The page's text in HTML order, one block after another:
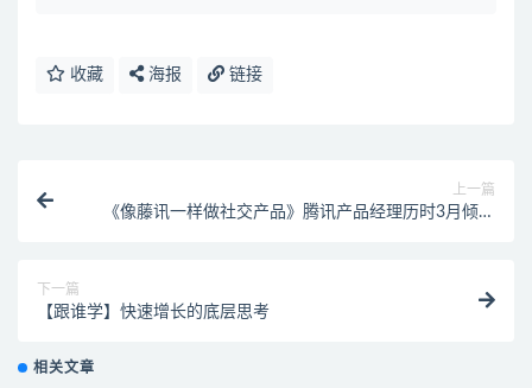
收藏 海报 链接
上一篇
《像藤讯一样做社交产品》腾讯产品经理历时3月倾情
下一篇
【跟谁学】快速增长的底层思考
相关文章